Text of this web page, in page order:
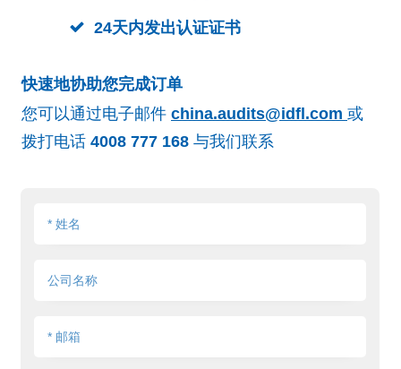
24天内发出认证证书
快速地协助您完成订单
您可以通过电子邮件 china.audits@idfl.com 或
拨打电话 4008 777 168 与我们联系